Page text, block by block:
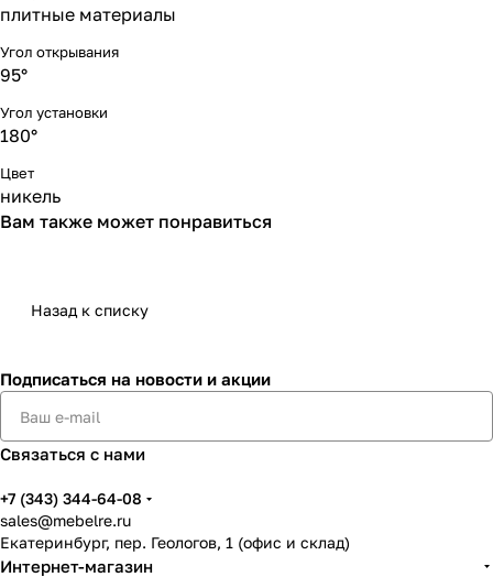
плитные материалы
Угол открывания
95°
Угол установки
180°
Цвет
никель
Вам также может понравиться
Назад к списку
Подписаться на новости и акции
Связаться с нами
+7 (343) 344-64-08
sales@mebelre.ru
Екатеринбург, пер. Геологов, 1 (офис и склад)
Интернет-магазин